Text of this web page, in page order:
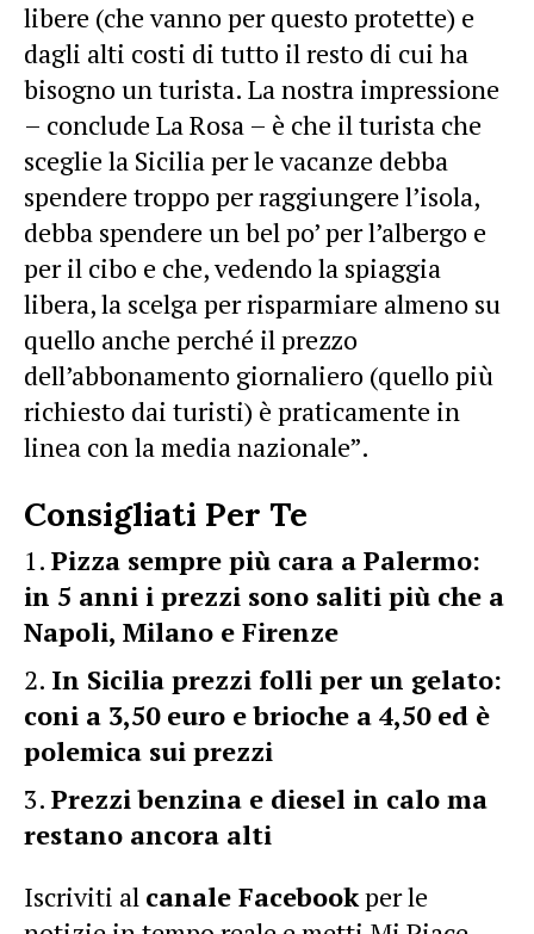
libere (che vanno per questo protette) e
dagli alti costi di tutto il resto di cui ha
bisogno un turista. La nostra impressione
– conclude La Rosa – è che il turista che
sceglie la Sicilia per le vacanze debba
spendere troppo per raggiungere l’isola,
debba spendere un bel po’ per l’albergo e
per il cibo e che, vedendo la spiaggia
libera, la scelga per risparmiare almeno su
quello anche perché il prezzo
dell’abbonamento giornaliero (quello più
richiesto dai turisti) è praticamente in
linea con la media nazionale”.
Consigliati Per Te
Pizza sempre più cara a Palermo:
in 5 anni i prezzi sono saliti più che a
Napoli, Milano e Firenze
In Sicilia prezzi folli per un gelato:
coni a 3,50 euro e brioche a 4,50 ed è
polemica sui prezzi
Prezzi benzina e diesel in calo ma
restano ancora alti
Iscriviti al canale Facebookper le